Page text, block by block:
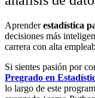
Aprenderestadística
decisiones más
carrera con alta
Si sientes pasión por
Pregrado en
lo largo de este